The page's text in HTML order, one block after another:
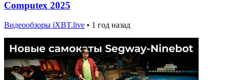
Computex 2025
Видеообзоры iXBT.live • 1 год назад